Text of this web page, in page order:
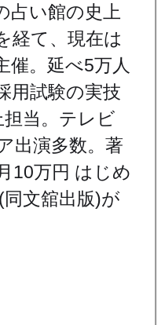
占い館の史上
経て、現在は
催。延べ5万人
用試験の実技
当。テレビ
出演多数。著
10万円 はじめ
文舘出版)が